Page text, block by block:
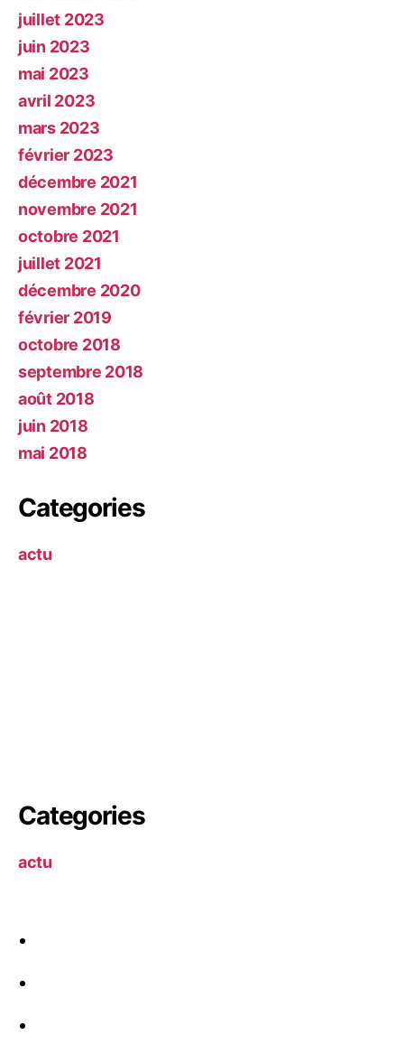
juillet 2023
juin 2023
mai 2023
avril 2023
mars 2023
février 2023
décembre 2021
novembre 2021
octobre 2021
juillet 2021
décembre 2020
février 2019
octobre 2018
septembre 2018
août 2018
juin 2018
mai 2018
Categories
actu
Categories
actu